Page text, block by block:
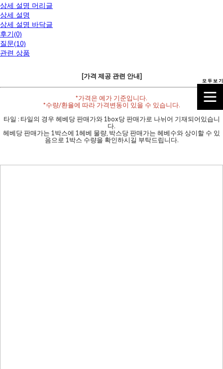
상세 설명 머리글
상세 설명
상세 설명 바닥글
후기(0)
질문(10)
관련 상품
[가격 제공 관련 안내]
*가격은 예가 기준입니다.
*수량/환율에 따라 가격변동이 있을 수 있습니다.
타일 : 타일의 경우 헤베당 판매가와 1box당 판매가로 나뉘어 기재되어있습니
다.
헤베당 판매가는 1박스에 1헤베 물량, 박스당 판매가는 헤베수와 상이할 수 있
음으로 1박스 수량을 확인하시길 부탁드립니다.
모 두 보 기